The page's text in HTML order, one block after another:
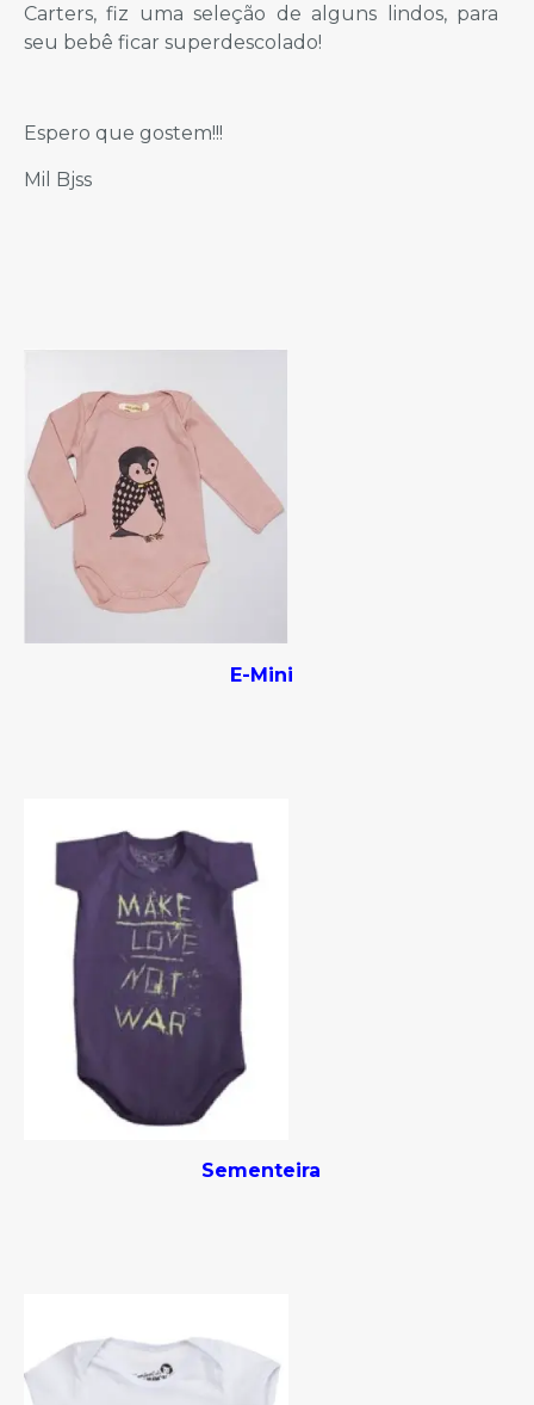
Carters, fiz uma seleção de alguns lindos, para
seu bebê ficar superdescolado!
Espero que gostem!!!
Mil Bjss
E-Mini
Sementeira